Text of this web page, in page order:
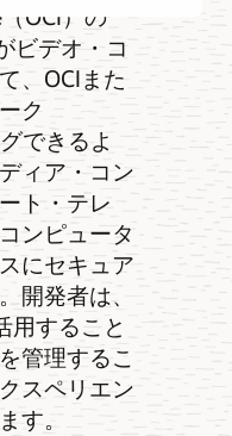
OCI）の
ビデオ・コ
、OCIまた
ク
できるよ
ィア・コン
ト・テレ
ンピュータ
にセキュア
開発者は、
用すること
管理するこ
スペリエン
す。